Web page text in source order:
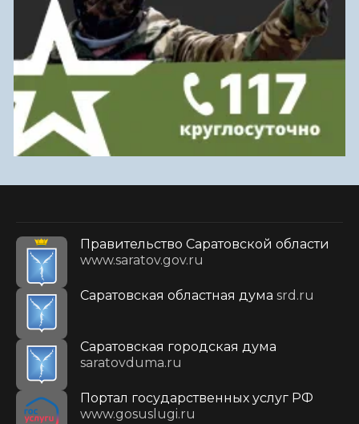
Правительство Саратовской области
www.saratov.gov.ru
Саратовская областная дума srd.ru
Саратовская городская дума
saratovduma.ru
Портал государственных услуг РФ
www.gosuslugi.ru